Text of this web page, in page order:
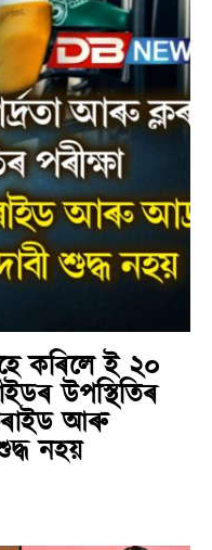
কৰিলে ই ২০
উপস্থিতিৰ
আৰু
নহয়